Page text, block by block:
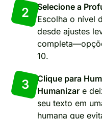
2
Selecione a
Escolha o nível
desde ajustes
10.
3 Clique para
Humanizar e
seu texto em
humana que